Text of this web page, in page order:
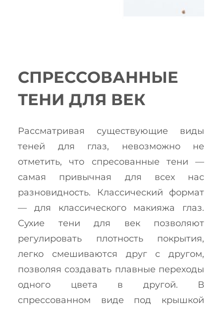
СПРЕССОВАННЫЕ
ТЕНИ ДЛЯ ВЕК
Рассматривая существующие виды
теней для глаз, невозможно не
отметить, что спресованные тени —
самая привычная для всех нас
разновидность. Классический формат
— для классического макияжа глаз.
Сухие тени для век позволяют
регулировать плотность покрытия,
легко смешиваются друг с другом,
позволяя создавать плавные переходы
одного цвета в другой. В
спрессованном виде под крышкой